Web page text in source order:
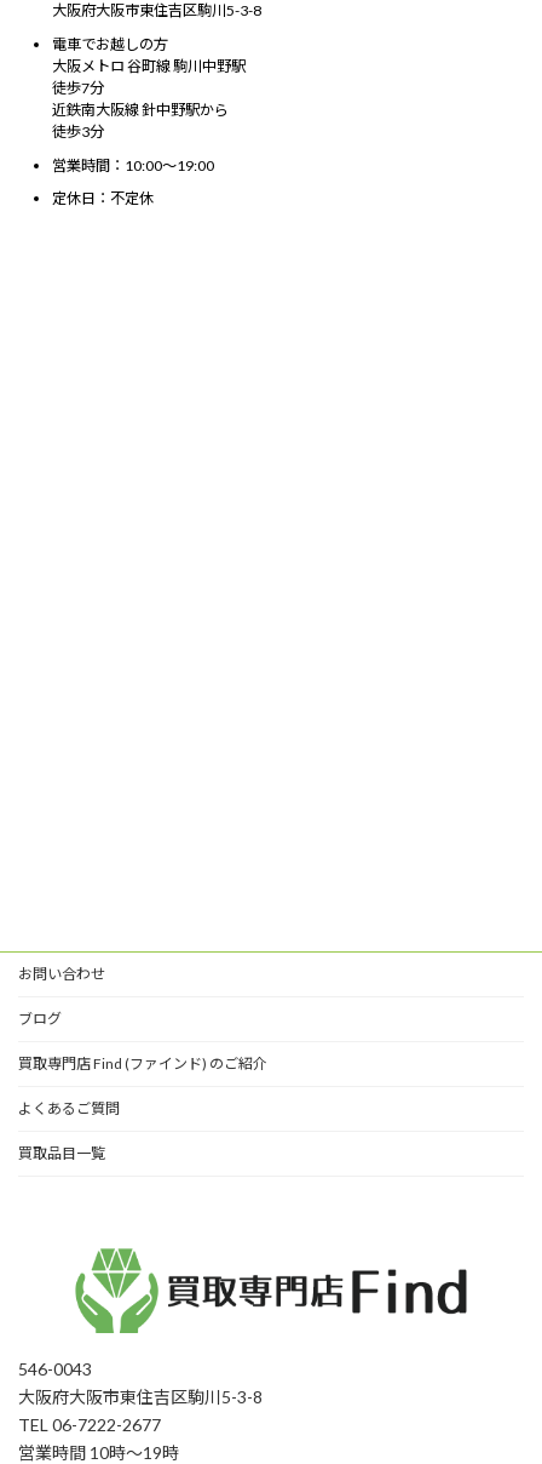
大阪府大阪市東住吉区駒川5-3-8
電車でお越しの方
大阪メトロ 谷町線 駒川中野駅
徒歩7分
近鉄南大阪線 針中野駅から
徒歩3分
営業時間：10:00～19:00
定休日：不定休
お問い合わせ
ブログ
買取専門店 Find (ファインド) のご紹介
よくあるご質問
買取品目一覧
546-0043
大阪府大阪市東住吉区駒川5-3-8
TEL 06-7222-2677
営業時間 10時〜19時